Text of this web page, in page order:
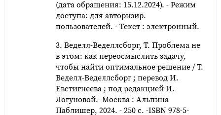
(дата обращения: 15.12.2024). - Режим
доступа: для авторизир.
пользователей. - Текст : электронный.
3. Веделл-Веделлсборг, Т. Проблема не
в этом: как переосмыслить задачу,
чтобы найти оптимальное решение / Т.
Веделл-Веделлсборг ; перевод И.
Евстигнеева ; под редакцией И.
Логуновой.- Москва : Альпина
Паблишер, 2024. - 250 c. -ISBN 978-5-